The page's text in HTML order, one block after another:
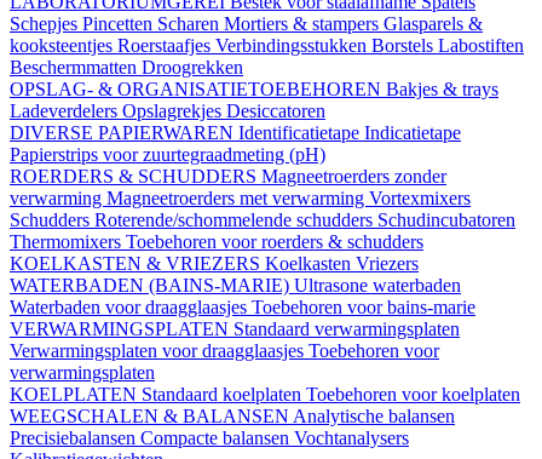
Schepjes Pincetten Scharen Mortiers & stampers Glasparels &
kooksteentjes Roerstaafjes Verbindingsstukken Borstels Labostiften
Beschermmatten Droogrekken
OPSLAG- & ORGANISATIETOEBEHOREN Bakjes & trays
Ladeverdelers Opslagrekjes Desiccatoren
DIVERSE PAPIERWAREN Identificatietape Indicatietape
Papierstrips voor zuurtegraadmeting (pH)
ROERDERS & SCHUDDERS Magneetroerders zonder
verwarming Magneetroerders met verwarming Vortexmixers
Schudders Roterende/schommelende schudders Schudincubatoren
Thermomixers Toebehoren voor roerders & schudders
KOELKASTEN & VRIEZERS Koelkasten Vriezers
WATERBADEN (BAINS-MARIE) Ultrasone waterbaden
Waterbaden voor draagglaasjes Toebehoren voor bains-marie
VERWARMINGSPLATEN Standaard verwarmingsplaten
Verwarmingsplaten voor draagglaasjes Toebehoren voor
verwarmingsplaten
KOELPLATEN Standaard koelplaten Toebehoren voor koelplaten
WEEGSCHALEN & BALANSEN Analytische balansen
Precisiebalansen Compacte balansen Vochtanalysers